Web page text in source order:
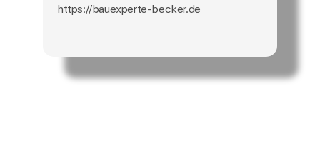
https://bauexperte-becker.de